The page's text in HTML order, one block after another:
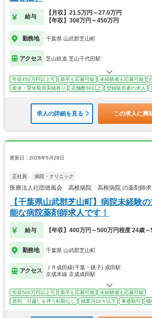
給与
【月収】21.5万円～27.0万円
【年収】308万円～450万円
勤務地 千葉県 山武郡芝山町
アクセス 芝山鉄道 芝山千代田駅
年収450万円以上可 新卒も応募可能 未経験者も応募可能
産休・育休取得実績有り
店舗数30以上 登録販売者の求人
求人の詳細を見る この求人に興
更新日：2026年5月28日
正社員 病院・クリニック
医療法人社団徳風会 高根病院 高根病院 の薬剤師求
【千葉県山武郡芝山町】病院未経験
能な病院薬剤師求人です！
給与 【年収】400万円～500万円程度 24歳
勤務地 千葉県 山武郡芝山町
アクセス
ＪＲ成田線(千葉－銚子) 成田駅
京成本線 京成成田駅
年収500万円以上可 新卒も応募可能
未経験者も応募可能
原則、引越しを伴う転勤なし
残業月10ｈ以下 車通勤可 積